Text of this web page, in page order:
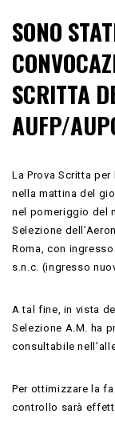
SONO
SCRITTA
AUFP/
La Prova Scritta per
nella mattina del
nel pomeriggio del
Selezione
Roma, con
s.n.c. (ingresso
A tal fine, in vista
Selezione A.M. ha
consultabile
Per ottimizzare la
controllo sarà